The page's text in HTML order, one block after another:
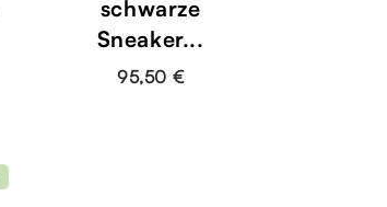
schwarze
Sneaker...
95,50 €